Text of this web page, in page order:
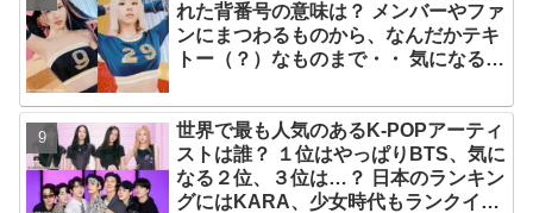
れた背番号の意味は？ メンバーやファ
ンにまつわるものから、なんだかテキ
トー（？）なものまで・・ 気になるそ
世界で最も人気のあるK-POPアーティ
ストは誰？ １位はやっぱりBTS、気に
なる２位、３位は…？ 日本のランキン
グにはKARA、少女時代もランクイ